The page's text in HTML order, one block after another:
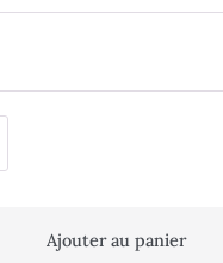
Ajouter au panier